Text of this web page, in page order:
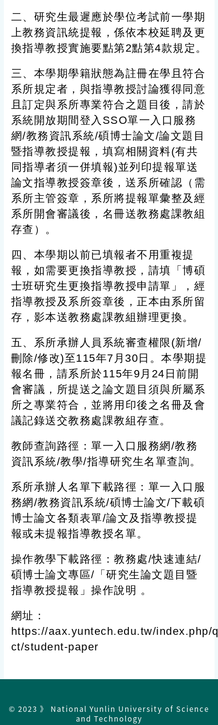
二、研究生最遲應於學位考試前一學期
上教務資訊統提報 ，係依本校延聘及更
換指導教授實施要點第2點第4款規定。
三、本學期學籍狀態為註冊在學且符合
系所規定者，與指導教授討論獲得同意
且訂定與系所專業符合之題目後，請於
系統開放期間登入SSO單一入口服務
網/教務資訊系統/碩博士論文/論文題目
暨指導教授提報，填寫相關資料(有共
同指導者須一併填報)並列印提報單送
論文指導教授簽章後，送系所確認（需
系所主管簽章，系所將提報單彙整及經
系所開會審議後，名冊送教務處課教組
存查）。
四、本學期以前已填報者不用重複提
報，如需要更換指導教授，請填「博碩
士班研究生更換指導教授申請單」，經
指導教授及系所簽章後，正本由系所留
存，影本送教務處課教組辦理更換。
五、系所承辦人員系統審查權限(新增/
刪除/修改)至115年7月30日。 本學期提
報名冊，請系所於115年9月24日前開
會審議，所提送之論文題目須與所屬系
所之專業符合，並將用印後之名冊及會
議記錄送交教務處課教組存查。
教師查詢路徑：單一入口服務網/教務
資訊系統/教學/指導研究生名單查詢。
系所承辦人名單下載路徑：單一入口服
務網/教務資訊系統/碩博士論文/下載碩
博士論文各類表單/論文及指導教授提
報或未提報指導教授名單。
操作教學下載路徑：教務處/快速連結/
碩博士論文專區/「研究生論文題目暨
指導教授提報」操作說明 。
網址：
https://aax.yuntech.edu.tw/index.php/
ct/student-paper
© 2023 》 National Yunlin University of Science
and Technology